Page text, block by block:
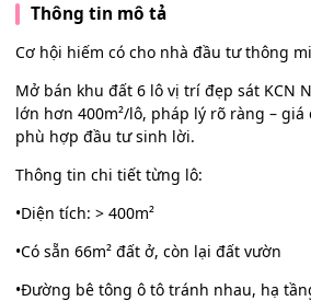
Thông tin mô tả
Cơ hội hiếm có cho nhà đầu tư thông
Mở bán khu đất 6 lô vị trí đẹp sát KCN
lớn hơn 400m²/lô, pháp lý rõ ràng – giá
phù hợp đầu tư sinh lời.
Thông tin chi tiết từng lô:
•Diện tích: > 400m²
•Có sẵn 66m² đất ở, còn lại đất vườn
•Đường bê tông ô tô tránh nhau, hạ